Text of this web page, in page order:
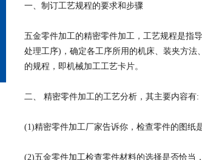
一、制订工艺规程的要求和步骤
五金零件加工的精密零件加工，工艺规程是指
处理工序)，确定各工序所用的机床、装夹方
的规程，即机械加工工艺卡片。
二、 精密零件加工的工艺分析，其主要内容有:
(1)精密零件加工厂家告诉你，检查零件的图纸
(2)五金零件加工检查零件材料的选择是否恰当